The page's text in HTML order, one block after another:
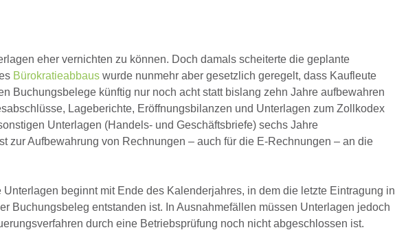
eher vernichten zu können. Doch damals scheiterte die geplante
Bürokratieabbaus wurde nunmehr aber gesetzlich geregelt, dass Kaufleute
Buchungsbelege künftig nur noch acht statt bislang zehn Jahre aufbewahren
Lageberichte, Eröffnungsbilanzen und Unterlagen zum Zollkodex
Unterlagen (Handels- und Geschäftsbriefe) sechs Jahre
zur Aufbewahrung von Rechnungen – auch für die E-Rechnungen – an die
beginnt mit Ende des Kalenderjahres, in dem die letzte Eintragung in
Buchungsbeleg entstanden ist. In Ausnahmefällen müssen Unterlagen jedoch
durch eine Betriebsprüfung noch nicht abgeschlossen ist.